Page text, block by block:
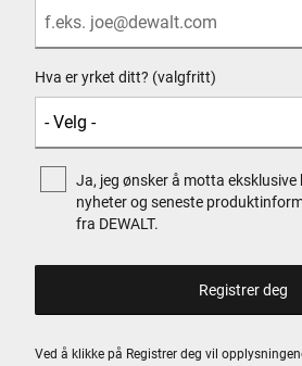
Hva er yrket ditt? (valgfritt)
Ja, jeg ønsker å motta eksklusive
nyheter og seneste
fra DEWALT.
Ved å klikke på Registrer deg vil